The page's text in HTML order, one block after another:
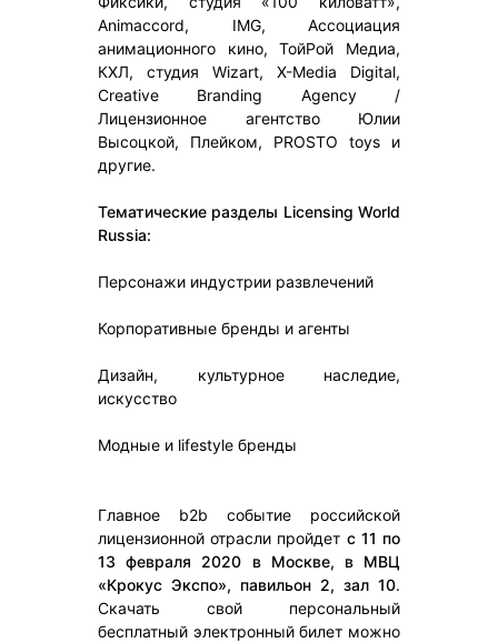
Animaccord, IMG, Ассоциация
анимационного кино, ТойРой Медиа,
КХЛ, студия Wizart, X-Media Digital,
Creative Branding Agency /
Лицензионное агентство Юлии
Высоцкой, Плейком, PROSTO toys и
другие.
Тематические разделы Licensing World
Russia:
Персонажи индустрии развлечений
Корпоративные бренды и агенты
Дизайн, культурное наследие,
искусство
Модные и lifestyle бренды
Главное b2b событие российской
лицензионной отрасли пройдет с 11 по
13 февраля 2020 в Москве, в МВЦ
«Крокус Экспо», павильон 2, зал 10.
Скачать свой персональный
бесплатный электронный билет можно